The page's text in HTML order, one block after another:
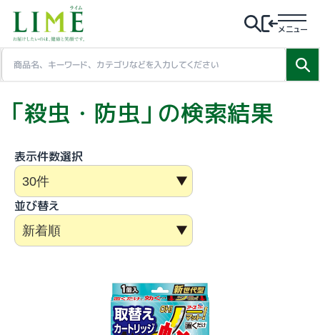
メニュー
「殺虫・防虫」の検索結果
表示件数選択
並び替え